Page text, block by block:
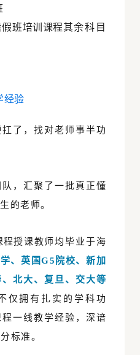
班培训课程其余科目
经验
了，找对老师事半功
队，汇聚了一批真正懂
的老师。
程授课教师均毕业于海
、英国G5院校、新加
北大、复旦、交大等
仅拥有扎实的学科功
一线教学经验，深谙
标准。